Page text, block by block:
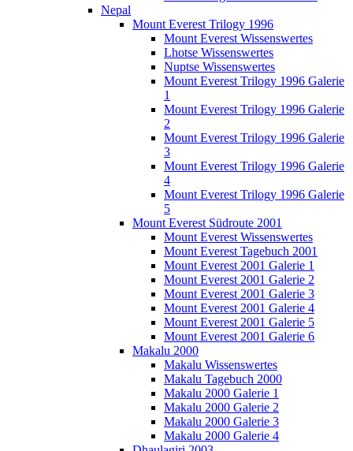
Nepal
Mount Everest Trilogy 1996
Mount Everest Wissenswertes
Lhotse Wissenswertes
Nuptse Wissenswertes
Mount Everest Trilogy 1996 Galerie
1
Mount Everest Trilogy 1996 Galerie
2
Mount Everest Trilogy 1996 Galerie
3
Mount Everest Trilogy 1996 Galerie
4
Mount Everest Trilogy 1996 Galerie
5
Mount Everest Südroute 2001
Mount Everest Wissenswertes
Mount Everest Tagebuch 2001
Mount Everest 2001 Galerie 1
Mount Everest 2001 Galerie 2
Mount Everest 2001 Galerie 3
Mount Everest 2001 Galerie 4
Mount Everest 2001 Galerie 5
Mount Everest 2001 Galerie 6
Makalu 2000
Makalu Wissenswertes
Makalu Tagebuch 2000
Makalu 2000 Galerie 1
Makalu 2000 Galerie 2
Makalu 2000 Galerie 3
Makalu 2000 Galerie 4